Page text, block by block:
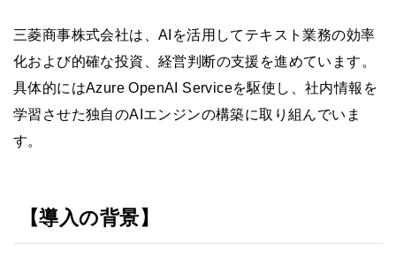
三菱商事株式会社は、AIを活用してテキスト業務の効率
化および的確な投資、経営判断の支援を進めています。
具体的にはAzure OpenAI Serviceを駆使し、社内情報を
学習させた独自のAIエンジンの構築に取り組んでいま
す。
【導入の背景】